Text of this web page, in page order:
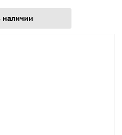
наличии